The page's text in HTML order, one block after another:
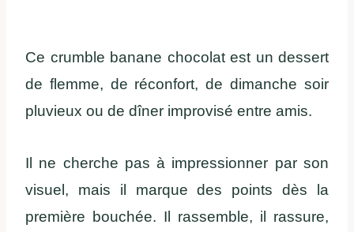
Ce crumble banane chocolat est un dessert
de flemme, de réconfort, de dimanche soir
pluvieux ou de dîner improvisé entre amis.
Il ne cherche pas à impressionner par son
visuel, mais il marque des points dès la
première bouchée. Il rassemble, il rassure,